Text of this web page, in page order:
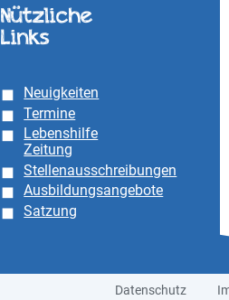
Nützliche
Links
Neuigkeiten
Termine
Lebenshilfe
Zeitung
Stellenausschreibungen
Ausbildungsangebote
Satzung
Datenschutz